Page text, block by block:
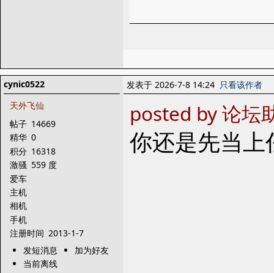
cynic0522
天外飞仙
帖子 14669
精华 0
积分 16318
激骚 559 度
爱车
主机
相机
手机
注册时间 2013-1-7
发短消息
加为好友
当前离线
发表于 2026-7-8 14:24 只看该作者
posted by 论坛
你还是先当上